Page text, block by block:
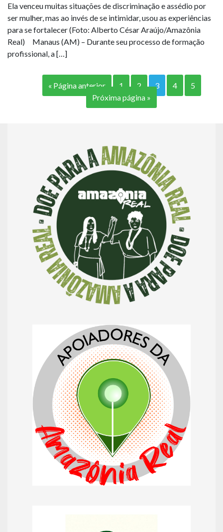
Ela venceu muitas situações de discriminação e assédio por
ser mulher, mas ao invés de se intimidar, usou as experiências
para se fortalecer (Foto: Alberto César Araújo/Amazônia
Real) Manaus (AM) – Durante seu processo de formação
profissional, a […]
« Página anterior 1 2 3 4
5
Próxima página »